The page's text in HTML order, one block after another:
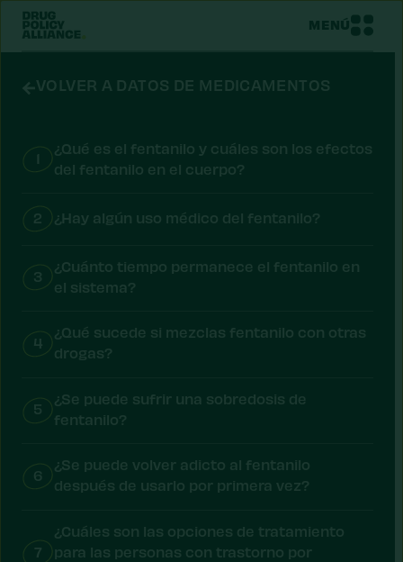
MENÚ
VOLVER A DATOS DE MEDICAMENTOS
1
¿Qué es el fentanilo y cuáles son los efectos
del fentanilo en el cuerpo?
2 ¿Hay algún uso médico del fentanilo?
3
¿Cuánto tiempo permanece el fentanilo en
el sistema?
4
¿Qué sucede si mezclas fentanilo con otras
drogas?
5
¿Se puede sufrir una sobredosis de
fentanilo?
6
¿Se puede volver adicto al fentanilo
después de usarlo por primera vez?
7
¿Cuáles son las opciones de tratamiento
para las personas con trastorno por